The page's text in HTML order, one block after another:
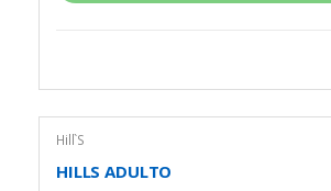
Hill`S
HILLS ADULTO